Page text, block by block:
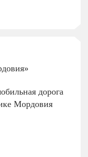
дорога
Мордовия